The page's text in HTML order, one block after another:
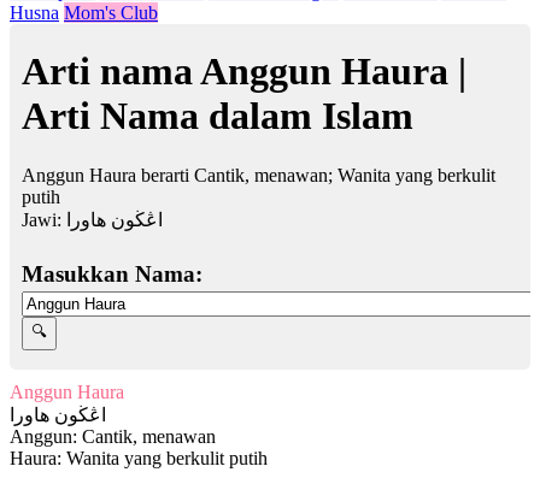
Husna Mom's Club
Arti nama Anggun Haura |
Arti Nama dalam Islam
Anggun Haura berarti Cantik, menawan; Wanita yang berkulit
putih
Jawi:
اڠڬون هاورا
Masukkan Nama:
Anggun Haura
اڠڬون هاورا
Anggun: Cantik, menawan
Haura: Wanita yang berkulit putih